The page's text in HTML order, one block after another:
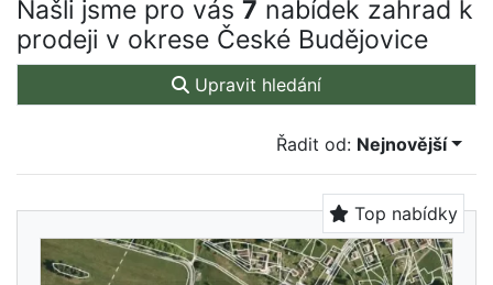
Našli jsme pro vás 7 nabídek zahrad k
prodeji v okrese České Budějovice
Upravit hledání
Řadit od: Nejnovější
Top nabídky